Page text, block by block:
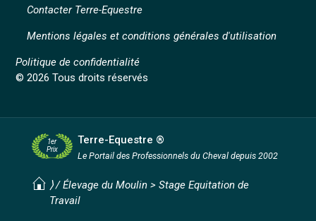
Mentions légales et conditions générales d'utilisation
Politique de confidentialité
© 2026 Tous droits réservés
Contacter Terre-Equestre
1er
Prix
Terre-Equestre ®
Le Portail des Professionnels du Cheval depuis 2002
⟩ /Élevage du Moulin> Stage Equitation de
Travail